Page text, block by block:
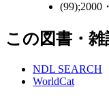
(99);2000
この図書・
NDL SEARCH
WorldCat